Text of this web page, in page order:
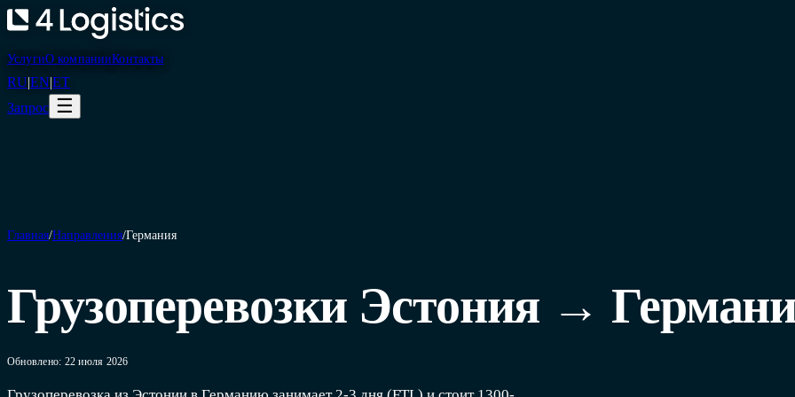
УслугиО компанииКонтакты
RU|EN|ET
Запрос ☰
Главная/Направления/Германия
Грузоперевозки Эстония →
Обновлено: 22 июля 2026